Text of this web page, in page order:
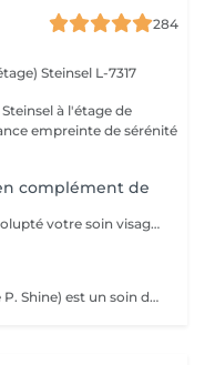
284
Steinsel L-7317
à l'étage de
empreinte de sérénité
complément de
Pour terminer en beauté et tout en volupté votre soin visage, nous vous proposons le 'double masque '. Cela consiste en une application d'un masque crème bourré d'actifs hydratants/régénérants/anti-âge ou anti-oxydants suivi d'un bain de paraffine tiède. Ceci permet la pénétration intégrale du masque crème grâce à la chaleur de la paraffine et une fin de soin en douceur grâce aux actifs de la paraffine adoucissants et calmants. Une véritable invitation à la détente.
La manucure japonaise (ou méthode P. Shine) est un soin de beauté naturel et ancestral visant à renforcer, nourrir et faire briller les ongles sans vernis ni gel. En utilisant des produits naturels comme la cire d'abeille, des minéraux, et de la poudre de perle, elle rend les ongles sains, forts et brillants avec un effet miroir, idéal pour réparer les ongles abîmés (après gel ou semi-permanent, grossesse...). Convient aux ongles naturels fragiles, mous, cassants ou dédoublés, mais aussi simplement pour offrir une période de repos et de soin aux ongles.